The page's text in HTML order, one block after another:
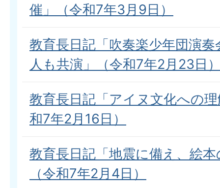
催」（令和7年3月9日）
教育長日記「吹奏楽少年団演
人も共演」（令和7年2月23日
教育長日記「アイヌ文化への
和7年2月16日）
教育長日記「地震に備え、絵
（令和7年2月4日）